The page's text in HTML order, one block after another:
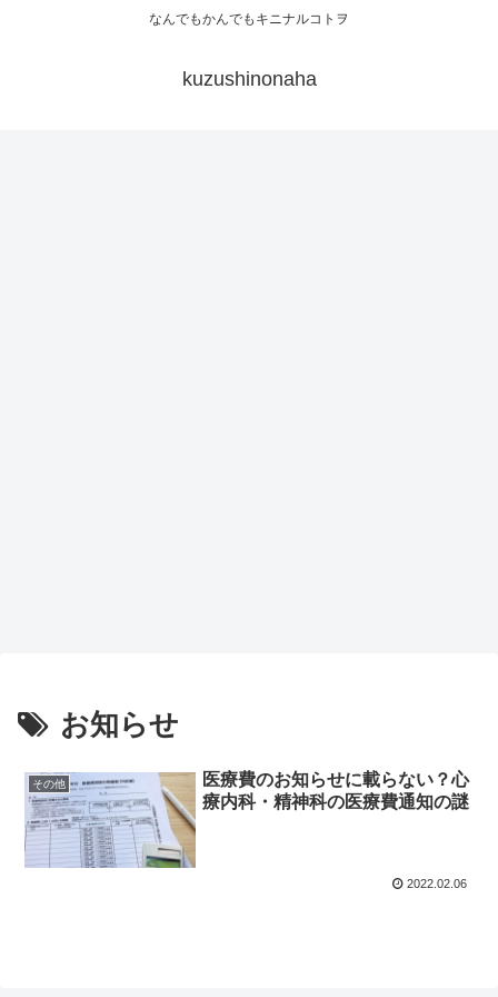
なんでもかんでもキニナルコトヲ
kuzushinonaha
お知らせ
その他
医療費のお知らせに載らない？心
療内科・精神科の医療費通知の謎
2022.02.06